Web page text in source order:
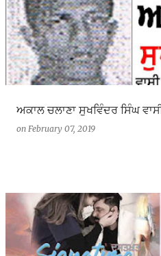
ਅਕਾਲ ਚਲਾਣਾ ਸੁਖਵਿੰਦਰ ਸਿੰਘ
on February 07, 2019